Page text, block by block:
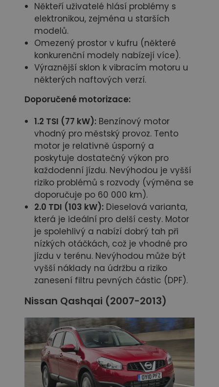
Někteří uživatelé hlásí problémy s
elektronikou, zejména u starších
modelů.
Omezený prostor v kufru (některé
konkurenční modely nabízejí více).
Výraznější sklon k vibracím motoru u
některých naftových verzí.
Doporučené motorizace:
1.2 TSI (77 kW): Benzínový motor
vhodný pro městský provoz. Tento
motor je relativně úsporný a
poskytuje dostatečný výkon pro
každodenní jízdu. Nevýhodou je vyšší
riziko problémů s rozvody (výměna se
doporučuje po 60 000 km).
2.0 TDI (103 kW): Dieselová varianta,
která je ideální pro delší cesty. Motor
je spolehlivý a nabízí dobrý tah při
nízkých otáčkách, což je vhodné pro
jízdu v terénu. Nevýhodou může být
vyšší náklady na údržbu a riziko
zanesení filtru pevných částic (DPF).
Nissan Qashqai (2007-2013)